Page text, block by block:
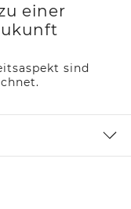
einer
sind